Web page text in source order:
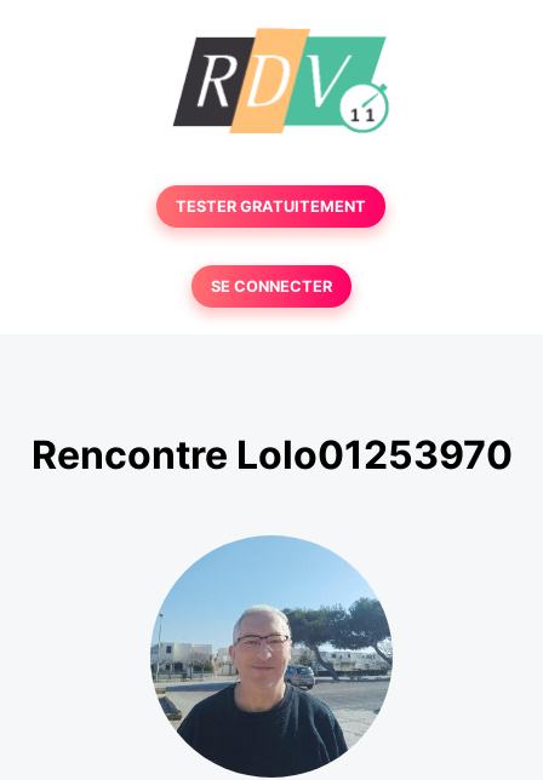
TESTER GRATUITEMENT
SE CONNECTER
Rencontre Lolo01253970